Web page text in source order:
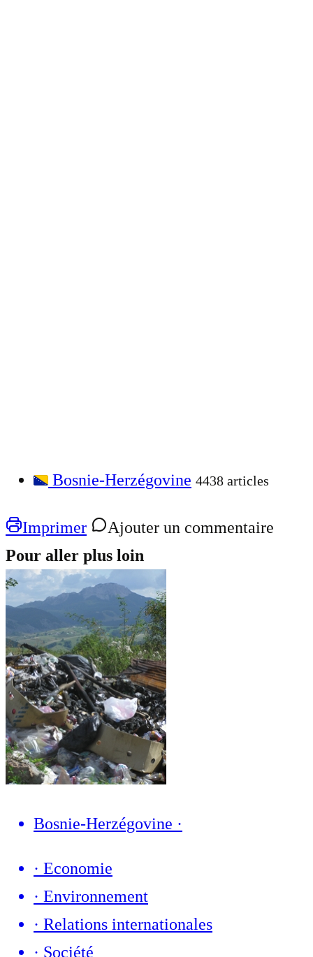
Bosnie-Herzégovine 4438 articles
Imprimer
Ajouter un commentaire
Pour aller plus loin
Bosnie-Herzégovine ·
· Economie
· Environnement
· Relations internationales
· Société